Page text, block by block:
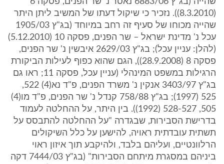
(8.3.2010)). נזכיר כי שיקול דעתו של המשיב ליתן היתר
שהייה מכוחו של סעיף זה רחב במיוחד (בג"ץ 1905/03
עכל נ' מדינת ישראל – שר הפנים, פסקה 10 (5.12.2010)
(להלן: עניין עכל); בג"ץ 2629/03 איבשין נ' שר הפנים,
פסקה 8 (28.9.2008)), הגם שהוא כפוף לעילות הביקורת
הרגילות במשפט המינהלי (עניין עכל, פסקה 11; ראו גם
בג"ץ 3403/97 אנקין נ' משרד הפנים, פ"ד נא(4) 522,
525 (1997); בג"ץ 758/88 קנדל נ' שר הפנים, פ"ד מו(4)
505, 528-527 (1992)). בין היתר, על ההחלטה לעמוד
בדרישת הסבירות, שבגדרה "על ההחלטה להתבסס על
תשתית עובדתית ראויה, להישען על כלל השיקולים
הרלוונטיים, ועליהם בלבד, ולהיקבע תוך איזון ראוי
ביניהם במסגרת מיתחם הסבירות" (בג"ץ 7444/03 דקה